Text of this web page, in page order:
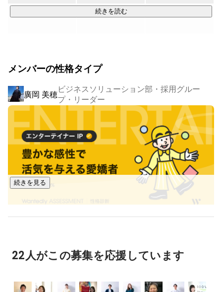
ールセンター派遣事業を中心に展開。様々な人材ニーズに合
株式会社GOOYAでは、20年以上にわたるIT領域に特化した
るだけではなく、企業が直面するあらゆる課題に対して柔軟
かつ効果的なソリューションをお届けしています。
オフィスワーク領域では全国規模で人手不足の難題に取り組
んでいます。北海道から沖縄まで広範囲にわたるネットワー
クを駆使し、お客様のお客様のビジネスを支える力強いパー
トナーとしてサポートいたします。私たちは、国内外の地域
特性を活かした多様なリソースを活用し、価値を提供し続け
ます。
ユーザーには見えない部分の設計や構築、運用・保守を手掛
けます。
必要な情報が端末とデータセンター間を問題なく行き来でき
続きを読む
メンバーの性格タイプ
廣岡 美穂
ビジネスソリューション部・採用グルー
プ・リーダー
続きを見る
22人がこの募集を応援しています